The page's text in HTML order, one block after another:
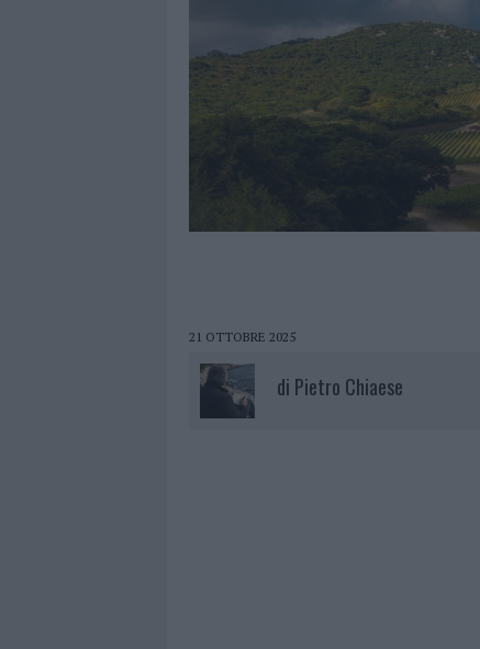
21 OTTOBRE 2025
di Pietro Chiaese